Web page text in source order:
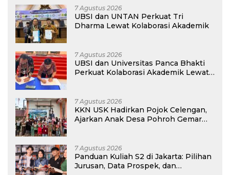
7 Agustus 2026
UBSI dan UNTAN Perkuat Tri
Dharma Lewat Kolaborasi Akademik
7 Agustus 2026
UBSI dan Universitas Panca Bhakti
Perkuat Kolaborasi Akademik Lewat
7 Agustus 2026
KKN USK Hadirkan Pojok Celengan,
Ajarkan Anak Desa Pohroh Gemar
7 Agustus 2026
Panduan Kuliah S2 di Jakarta: Pilihan
Jurusan, Data Prospek, dan